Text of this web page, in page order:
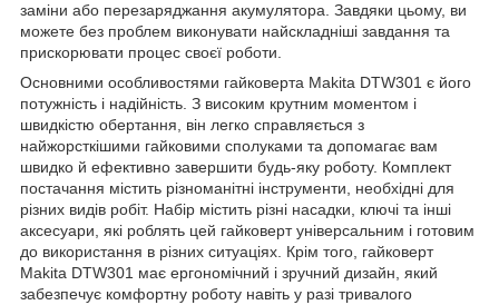
заміни або перезаряджання акумулятора. Завдяки цьому, ви
можете без проблем виконувати найскладніші завдання та
прискорювати процес своєї роботи.
Основними особливостями гайковерта Makita DTW301 є його
потужність і надійність. З високим крутним моментом і
швидкістю обертання, він легко справляється з
найжорсткішими гайковими сполуками та допомагає вам
швидко й ефективно завершити будь-яку роботу. Комплект
постачання містить різноманітні інструменти, необхідні для
різних видів робіт. Набір містить різні насадки, ключі та інші
аксесуари, які роблять цей гайковерт універсальним і готовим
до використання в різних ситуаціях. Крім того, гайковерт
Makita DTW301 має ергономічний і зручний дизайн, який
забезпечує комфортну роботу навіть у разі тривалого